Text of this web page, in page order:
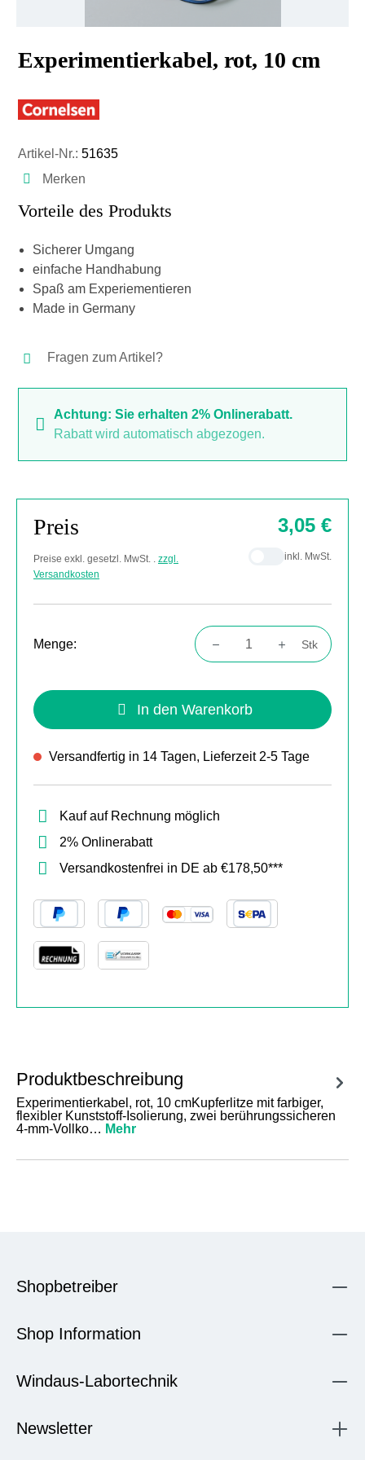
Experimentierkabel, rot, 10 cm
Artikel-Nr.: 51635
Merken
Vorteile des Produkts
Sicherer Umgang
einfache Handhabung
Spaß am Experiementieren
Made in Germany
Fragen zum Artikel?
Achtung: Sie erhalten 2% Onlinerabatt.
Rabatt wird automatisch abgezogen.
Preis
Preise exkl. gesetzl. MwSt. . zzgl.
Versandkosten
3,05 €
inkl. MwSt.
Menge:
Produkt Anzahl: Gib den gewünschten
Stk
In den Warenkorb
Versandfertig in 14 Tagen, Lieferzeit 2-5 Tage
Kauf auf Rechnung möglich
2% Onlinerabatt
Versandkostenfrei in DE ab €178,50***
Produktbeschreibung
Experimentierkabel, rot, 10 cmKupferlitze mit farbiger,
flexibler Kunststoff-Isolierung, zwei berührungssicheren
4-mm-Vollko… Mehr
Shopbetreiber
Shop Information
Windaus-Labortechnik
Newsletter